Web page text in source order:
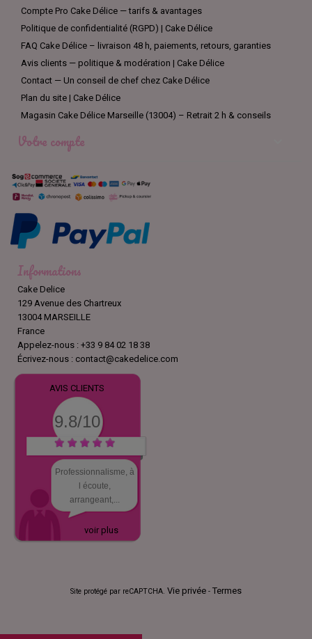
Compte Pro Cake Délice — tarifs & avantages
Politique de confidentialité (RGPD) | Cake Délice
FAQ Cake Délice – livraison 48 h, paiements, retours, garanties
Avis clients — politique & modération | Cake Délice
Contact — Un conseil de chef chez Cake Délice
Plan du site | Cake Délice
Magasin Cake Délice Marseille (13004) – Retrait 2 h & conseils
Votre compte
Informations
Cake Delice
129 Avenue des Chartreux
13004 MARSEILLE
France
Appelez-nous : +33 9 84 02 18 38
Écrivez-nous : contact@cakedelice.com
AVIS CLIENTS
9.8/10
Professionnalisme, à
l écoute,
arrangeant,...
voir plus
Site protégé par reCAPTCHA. Vie privée - Termes